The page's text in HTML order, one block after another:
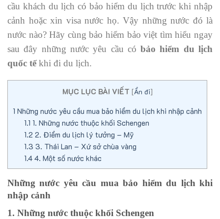
cầu khách du lịch có bảo hiểm du lịch trước khi nhập
cảnh hoặc xin visa nước họ. Vậy những nước đó là
nước nào? Hãy cùng bảo hiểm bảo việt tìm hiểu ngay
sau đây những nước yêu cầu cóbảo hiểm du lịch
quốc tếkhi đi du lịch.
MỤC LỤC BÀI VIẾT [Ẩn đi]
1 Những nước yêu cầu mua bảo hiểm du lịch khi nhập cảnh
1.1 1. Những nước thuộc khối Schengen
1.2 2. Điểm du lịch lý tưởng – Mỹ
1.3 3. Thái Lan – Xứ sở chùa vàng
1.44. Một số nước khác
Những nước yêu cầu mua bảo hiểm du lịch khi
nhập cảnh
1. Những nước thuộc khối Schengen